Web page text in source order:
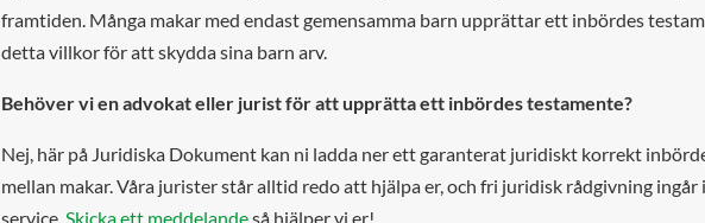
framtiden. Många makar med endast gemensamma barn upprättar ett inbördes
detta villkor för att skydda sina barn arv.
Behöver vi en advokat eller jurist för att upprätta ett inbördes testamente?
Nej, här på Juridiska Dokument kan ni ladda ner ett garanterat juridiskt korrekt
mellan makar. Våra jurister står alltid redo att hjälpa er, och fri juridisk rådgivning ingår
service. Skicka ett meddelandeså hjälper vi er!